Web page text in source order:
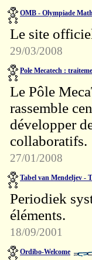
OMB - Olympiade
Le site
29/03/2008
Pole Mecatech :
Le Pôle
rassemble
développer
collaboratifs.
27/01/2008
Tabel van Mendeljev -
Periodiek
éléments.
18/09/2001
Ordibo-Welcome